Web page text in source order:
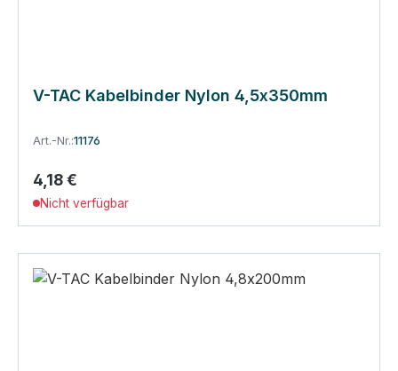
V-TAC Kabelbinder Nylon 4,5x350mm
Art.-Nr.:11176
Regulärer Preis:
4,18 €
Nicht verfügbar